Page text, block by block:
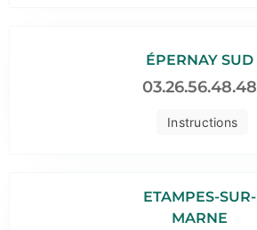
Instructions
ÉPERNAY SUD
03.26.56.48.48
ETAMPES-SUR-
MARNE